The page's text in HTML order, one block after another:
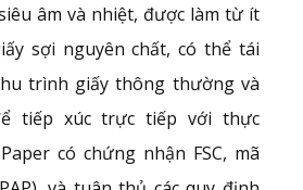
âm và nhiệt, được làm từ ít
sợi nguyên chất, có thể tái
trình giấy thông thường và
tiếp xúc trực tiếp với thực
có chứng nhận FSC, mã